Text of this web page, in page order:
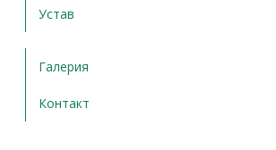
Устав
Галерия
Контакт